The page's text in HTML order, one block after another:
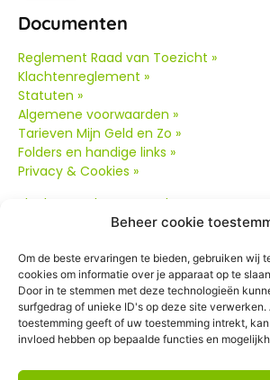
Beheer cookie
Om de beste ervaringen te bieden, gebruiken wij
cookies om informatie over je apparaat op te
Door in te stemmen met deze technologieën
surfgedrag of unieke ID's op deze site verwerken.
toestemming geeft of uw toestemming intrekt,
invloed hebben op bepaalde functies en
Documenten
Reglement Raad van Toezicht »
Klachtenreglement »
Statuten »
Algemene voorwaarden »
Tarieven Mijn Geld en Zo »
Folders en handige links »
Privacy & Cookies »
Klachtenreglement oud
Contact
Postbus 1265